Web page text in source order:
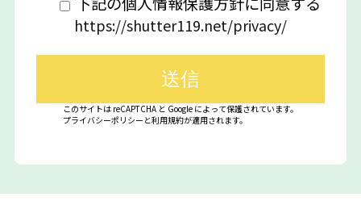
https://shutter119.net/privacy/
このサイトは reCAPTCHA と Google によって保護されています。
プライバシーポリシー と利用規約が適用されます。